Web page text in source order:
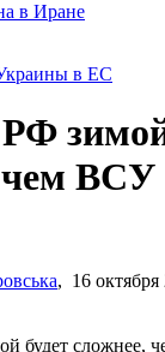
в Иране
в ЕС
ВСУ
, 16 октября